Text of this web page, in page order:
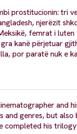
prostitucionin: tri
njerëzit
femrat i
kanë përjetuar
por paratë nuk e
and
genres, but
completed his